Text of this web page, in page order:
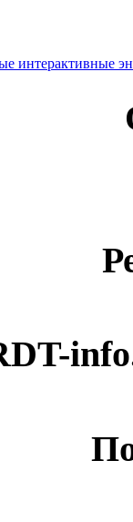
интерактивные